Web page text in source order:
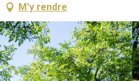
M'y rendre